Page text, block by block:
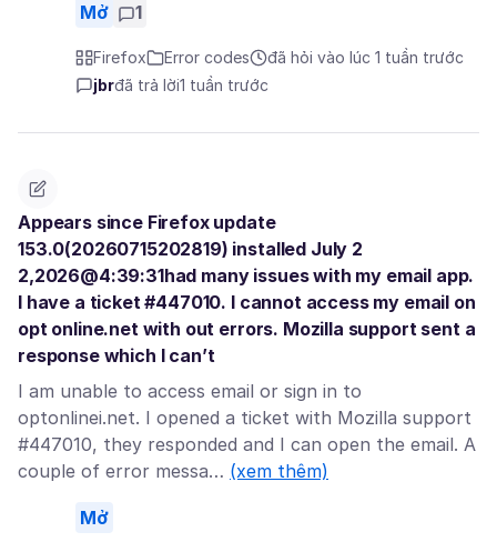
Mở 1
Firefox Error codes
đã hỏi vào lúc 1 tuần trước
jbrđã trả lời1 tuần trước
Appears since Firefox update
153.0(20260715202819) installed July 2
2,2026@4:39:31had many issues with my email app.
I have a ticket #447010. I cannot access my email on
opt online.net with out errors. Mozilla support sent a
response which I can’t
I am unable to access email or sign in to
optonlinei.net. I opened a ticket with Mozilla support
#447010, they responded and I can open the email. A
couple of error messa… (xem thêm)
Mở